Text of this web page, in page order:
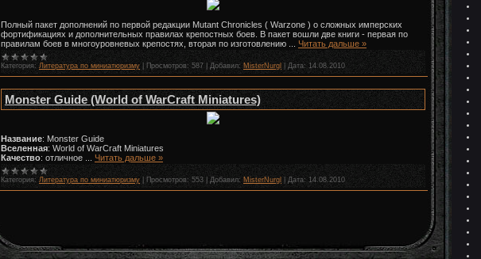
Полный пакет дополнений по первой редакции Mutant Chronicles ( Warzone ) о сложных имперских
фортификациях и дополнительных правилах крепостных боев. В пакет вошли две книги - первая по
правилам боев в многоуровневых крепостях, вторая по изготовлению
Читать дальше »
Категория: Литература по миниатюризму Просмотров: 587 Добавил: MisterNurgl Дата: 14.08.2010
Monster Guide (World of WarCraft Miniatures)
Название: Monster Guide
Вселенная: World of WarCraft Miniatures
Качество: отличное Читать дальше »
Категория: Литература по миниатюризму Просмотров: 553 Добавил: MisterNurgl Дата: 14.08.2010